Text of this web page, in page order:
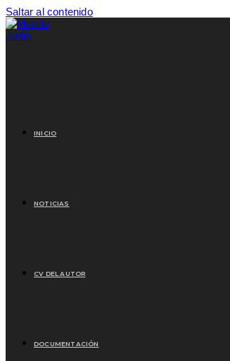
Saltar al contenido
INICIO
NOTICIAS
CV DEL AUTOR
DOCUMENTACIÓN